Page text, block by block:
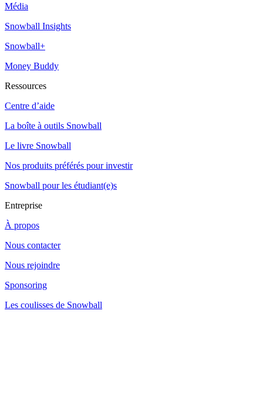
Média
Snowball Insights
Snowball+
Money Buddy
Ressources
Centre d’aide
La boîte à outils Snowball
Le livre Snowball
Nos produits préférés pour investir
Snowball pour les étudiant(e)s
Entreprise
À propos
Nous contacter
Nous rejoindre
Sponsoring
Les coulisses de Snowball